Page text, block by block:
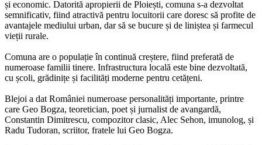
și economic. Datorită apropierii de Ploiești, comuna s-a dezvoltat
semnificativ, fiind atractivă pentru locuitorii care doresc să profite de
avantajele mediului urban, dar să se bucure și de liniștea și farmecul
vieții rurale.
Comuna are o populație în continuă creștere, fiind preferată de
numeroase familii tinere. Infrastructura locală este bine dezvoltată,
cu școli, grădinițe și facilități moderne pentru cetățeni.
Blejoi a dat României numeroase personalități importante, printre
care Geo Bogza, teoretician, poet și jurnalist de avangardă,
Constantin Dimitrescu, compozitor clasic, Alec Sehon, imunolog, și
Radu Tudoran, scriitor, fratele lui Geo Bogza.